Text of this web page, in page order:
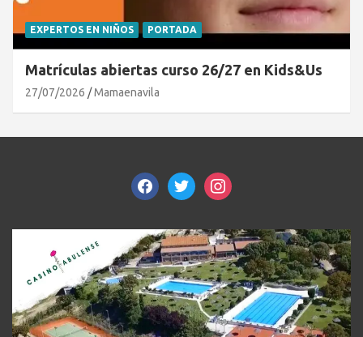
EXPERTOS EN NIÑOS PORTADA
Matrículas abiertas curso 26/27 en Kids&Us
27/07/2026 Mamaenavila
facebooktwitterinstagram